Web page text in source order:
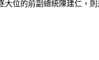
位的前副總統陳建仁，